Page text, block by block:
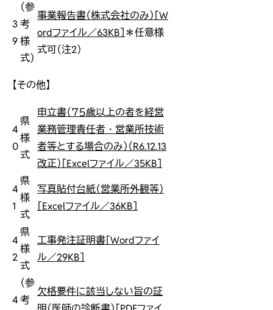
3
9
（参
考
様
式）
事業報告書（株式会社のみ）［W
ordファイル／63KB］ ＊任意様
式可（注2）
【その他】
4
0
県
様
式
申立書（７５歳以上の者を経営
業務管理責任者・営業所技術
者等とする場合のみ）（R6.12.13
改正）［Excelファイル／35KB］
4
1
県
様
式
写真貼付台紙（営業所外観等）
［Excelファイル／36KB］
4
2
県
様
式
工事発注証明書［Wordファイ
ル／29KB］
4
（参
考
欠格要件に該当しない旨の証